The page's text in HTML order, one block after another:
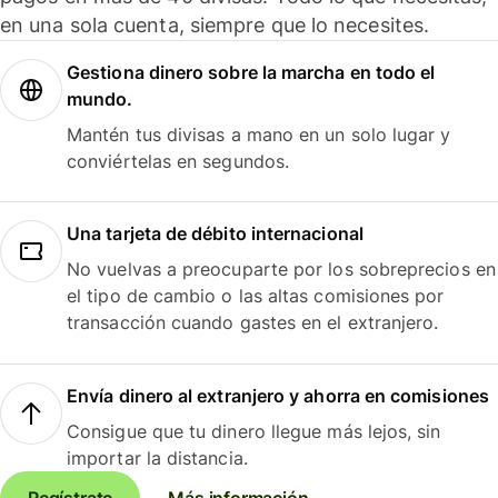
en una sola cuenta, siempre que lo necesites.
Gestiona dinero sobre la marcha en todo el
mundo.
Mantén tus divisas a mano en un solo lugar y
conviértelas en segundos.
Una tarjeta de débito internacional
No vuelvas a preocuparte por los sobreprecios en
el tipo de cambio o las altas comisiones por
transacción cuando gastes en el extranjero.
Envía dinero al extranjero y ahorra en comisiones
Consigue que tu dinero llegue más lejos, sin
importar la distancia.